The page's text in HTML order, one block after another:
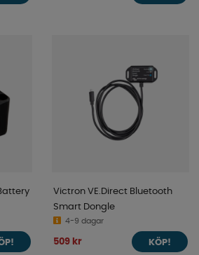
Victron VE.Direct Bluetooth
Smart Dongle
4-9 dagar
509 kr KÖP!